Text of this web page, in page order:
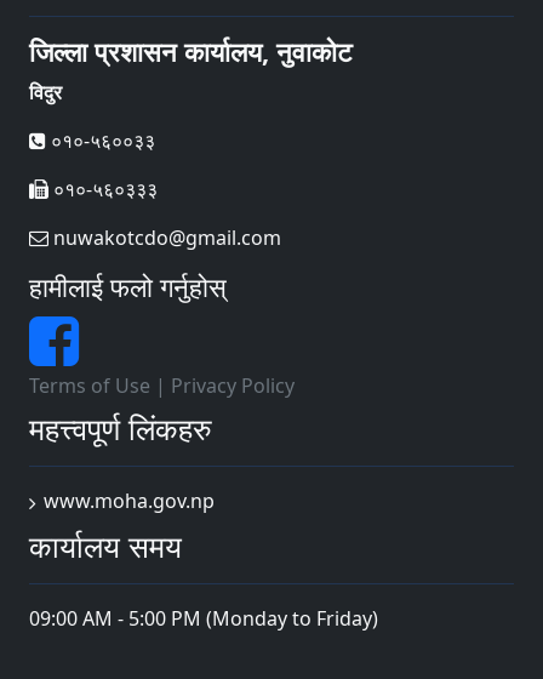
जिल्ला प्रशासन कार्यालय, नुवाकोट
विदुर
०१०-५६००३३
०१०-५६०३३३
nuwakotcdo@gmail.com
हामीलाई फलो गर्नुहोस्
Terms of Use | Privacy Policy
महत्त्वपूर्ण लिंकहरु
www.moha.gov.np
कार्यालय समय
09:00 AM - 5:00 PM (Monday to Friday)